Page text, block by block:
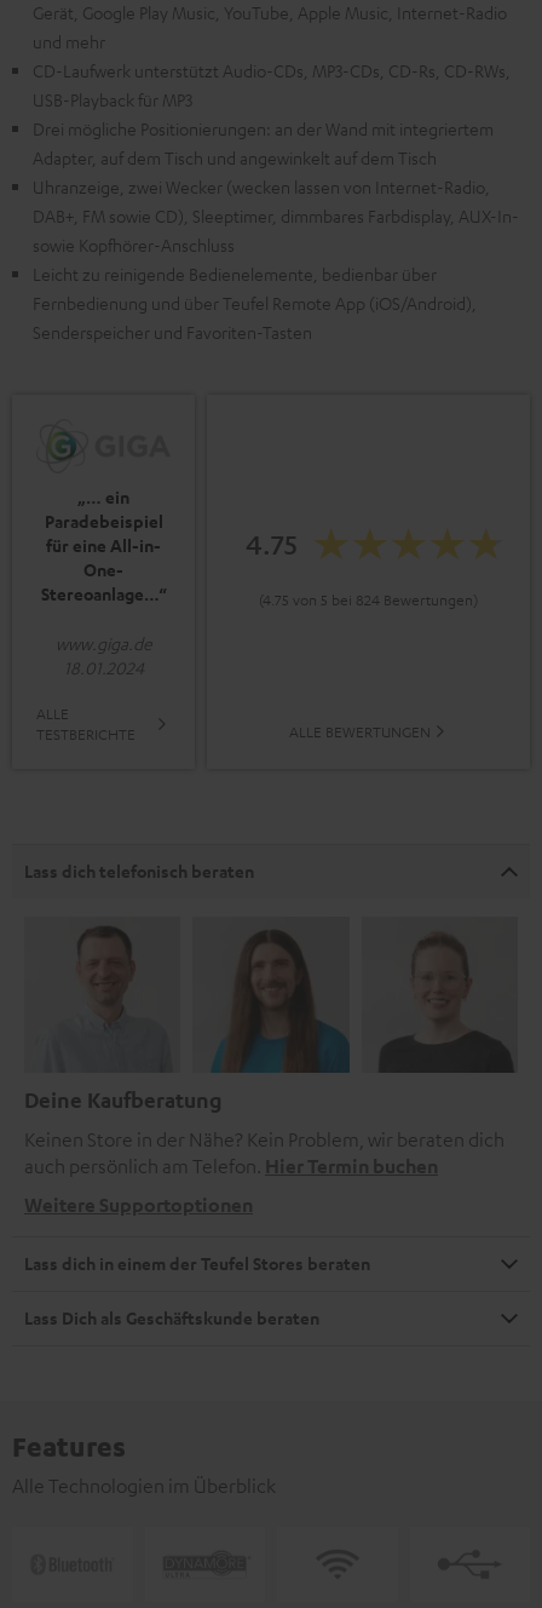
Gerät, Google Play Music, YouTube, Apple Music, Internet-Radio
und mehr
CD-Laufwerk unterstützt Audio-CDs, MP3-CDs, CD-Rs, CD-RWs,
USB-Playback für MP3
Drei mögliche Positionierungen: an der Wand mit integriertem
Adapter, auf dem Tisch und angewinkelt auf dem Tisch
Uhranzeige, zwei Wecker (wecken lassen von Internet-Radio,
DAB+, FM sowie CD), Sleeptimer, dimmbares Farbdisplay, AUX-In-
sowie Kopfhörer-Anschluss
Leicht zu reinigende Bedienelemente, bedienbar über
Fernbedienung und über Teufel Remote App (iOS/Android),
Senderspeicher und Favoriten-Tasten
„… ein
Paradebeispiel
für eine All-in-
One-
Stereoanlage…“
www.giga.de
18.01.2024
ALLE
TESTBERICHTE
4.75
(4.75 von 5 bei 824 Bewertungen)
ALLE BEWERTUNGEN
Lass dich telefonisch beraten
Deine Kaufberatung
Keinen Store in der Nähe? Kein Problem, wir beraten dich
auch persönlich am Telefon. Hier Termin buchen
Weitere Supportoptionen
Lass dich in einem der Teufel Stores beraten
Lass Dich als Geschäftskunde beraten
Features
Alle Technologien im Überblick